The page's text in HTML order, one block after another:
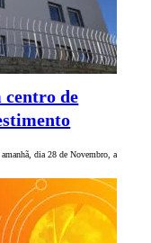
de
dia 28 de Novembro, a